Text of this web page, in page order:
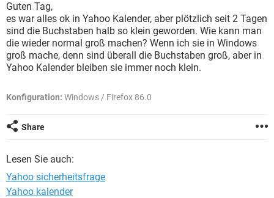
FACEBOOK
WHATSAPP TIKTOK
FACEBOOK HARDWARE
ANDROID
WINDOWS 10 INSTAGRAM
WHATSAPP TIKTOK
FACEBOOK HARDWARE
Guten Tag,
es war alles ok in Yahoo Kalender, aber plötzlich seit 2 Tagen
sind die Buchstaben halb so klein geworden. Wie kann man
die wieder normal groß machen? Wenn ich sie in Windows
groß mache, denn sind überall die Buchstaben groß, aber in
Yahoo Kalender bleiben sie immer noch klein.
Konfiguration: Windows / Firefox 86.0
Share
Lesen Sie auch:
Yahoo sicherheitsfrage
Yahoo kalender